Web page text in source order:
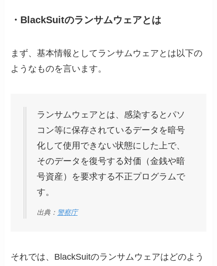
・BlackSuitのランサムウェアとは
まず、基本情報としてランサムウェアとは以下の
ようなものを言います。
ランサムウェアとは、感染するとパソ
コン等に保存されているデータを暗号
化して使用できない状態にした上で、
そのデータを復号する対価（金銭や暗
号資産）を要求する不正プログラムで
す。
出典： 警察庁
それでは、BlackSuitのランサムウェアはどのよう